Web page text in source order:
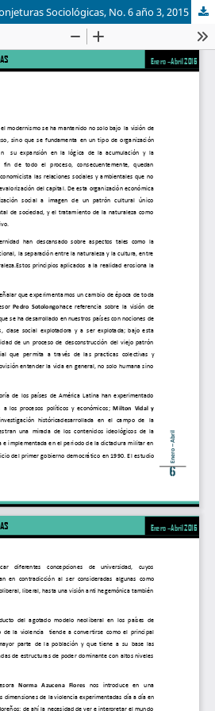
Sociológicas, No. 6 año 3, 2015